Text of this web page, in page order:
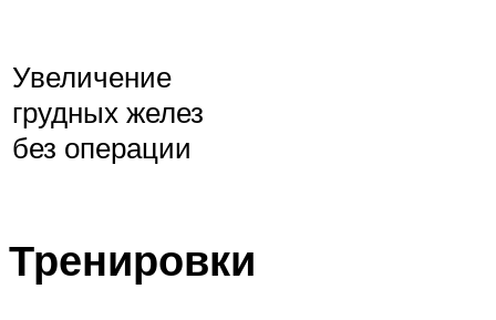
Увеличение
грудных желез
без операции
Тренировки